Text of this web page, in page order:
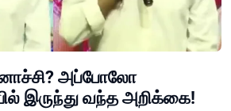
அப்போலோ
இருந்து வந்த அறிக்கை!